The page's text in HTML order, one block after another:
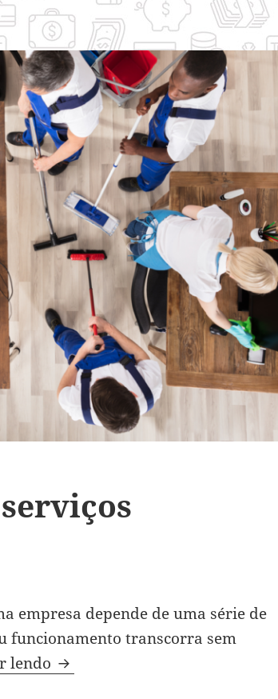
empresa depende de uma série de
funcionamento transcorra sem
lendo Benefício dos serviços